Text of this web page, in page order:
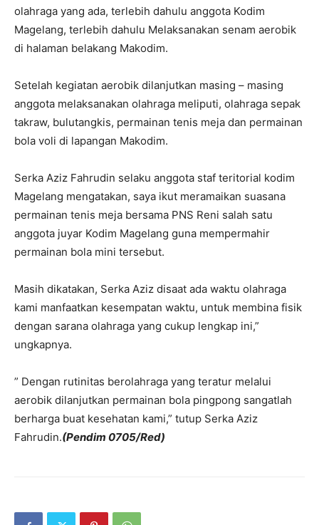
olahraga yang ada, terlebih dahulu anggota Kodim
Magelang, terlebih dahulu Melaksanakan senam aerobik
di halaman belakang Makodim.
Setelah kegiatan aerobik dilanjutkan masing – masing
anggota melaksanakan olahraga meliputi, olahraga sepak
takraw, bulutangkis, permainan tenis meja dan permainan
bola voli di lapangan Makodim.
Serka Aziz Fahrudin selaku anggota staf teritorial kodim
Magelang mengatakan, saya ikut meramaikan suasana
permainan tenis meja bersama PNS Reni salah satu
anggota juyar Kodim Magelang guna mempermahir
permainan bola mini tersebut.
Masih dikatakan, Serka Aziz disaat ada waktu olahraga
kami manfaatkan kesempatan waktu, untuk membina fisik
dengan sarana olahraga yang cukup lengkap ini,”
ungkapnya.
” Dengan rutinitas berolahraga yang teratur melalui
aerobik dilanjutkan permainan bola pingpong sangatlah
berharga buat kesehatan kami,” tutup Serka Aziz
Fahrudin.(Pendim 0705/Red)